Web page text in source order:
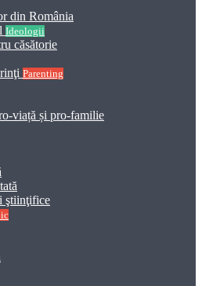
din România
Ideologii
căsătorie
Parenting
viață și pro-familie
ştiinţifice